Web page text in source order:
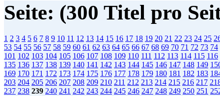
Seite: (300 Titel pro
1 2 3 4 5 6 7 8 9 10 11 12 13 14 15 16 17 18 19 20 21 22 23 24 25
53 54 55 56 57 58 59 60 61 62 63 64 65 66 67 68 69 70 71 72 73 74
101 102 103 104 105 106 107 108 109 110 111 112 113 114 115 116
135 136 137 138 139 140 141 142 143 144 145 146 147 148 149
169 170 171 172 173 174 175 176 177 178 179 180 181 182 183
203 204 205 206 207 208 209 210 211 212 213 214 215 216 217
237 238 239 240 241 242 243 244 245 246 247 248 249 250 251